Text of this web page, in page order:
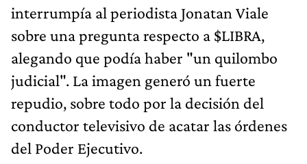
interrumpía al periodista Jonatan Viale
sobre una pregunta respecto a $LIBRA,
alegando que podía haber "un quilombo
judicial". La imagen generó un fuerte
repudio, sobre todo por la decisión del
conductor televisivo de acatar las órdenes
del Poder Ejecutivo.